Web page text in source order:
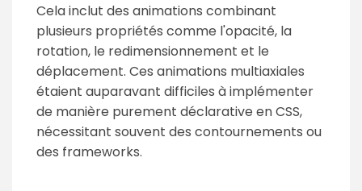
Cela inclut des animations combinant
plusieurs propriétés comme l'opacité, la
rotation, le redimensionnement et le
déplacement. Ces animations multiaxiales
étaient auparavant difficiles à implémenter
de manière purement déclarative en CSS,
nécessitant souvent des contournements ou
des frameworks.